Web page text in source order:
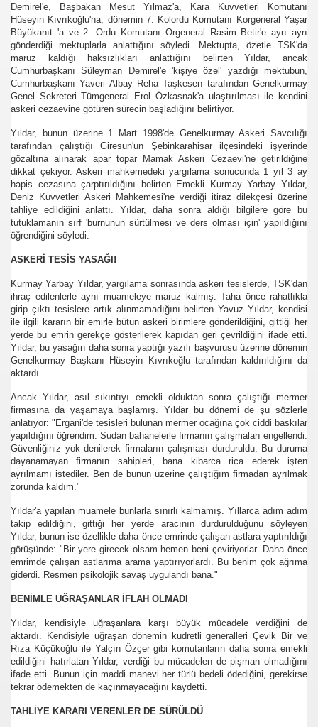
Demirel'e, Başbakan Mesut Yılmaz'a, Kara Kuvvetleri Komutanı
Hüseyin Kıvrıkoğlu'na, dönemin 7. Kolordu Komutanı Korgeneral Yaşar
Büyükanıt 'a ve 2. Ordu Komutanı Orgeneral Rasim Betir'e ayrı ayrı
gönderdiği mektuplarla anlattığını söyledi. Mektupta, özetle TSK'da
maruz kaldığı haksızlıkları anlattığını belirten Yıldar, ancak
Cumhurbaşkanı Süleyman Demirel'e 'kişiye özel' yazdığı mektubun,
Cumhurbaşkanı Yaveri Albay Reha Taşkesen tarafından Genelkurmay
Genel Sekreteri Tümgeneral Erol Özkasnak'a ulaştırılması ile kendini
askeri cezaevine götüren sürecin başladığını belirtiyor.
Yıldar, bunun üzerine 1 Mart 1998'de Genelkurmay Askeri Savcılığı
tarafından çalıştığı Giresun'un Şebinkarahisar ilçesindeki işyerinde
gözaltına alınarak apar topar Mamak Askeri Cezaevi'ne getirildiğine
dikkat çekiyor. Askeri mahkemedeki yargılama sonucunda 1 yıl 3 ay
hapis cezasına çarptırıldığını belirten Emekli Kurmay Yarbay Yıldar,
Deniz Kuvvetleri Askeri Mahkemesi'ne verdiği itiraz dilekçesi üzerine
tahliye edildiğini anlattı. Yıldar, daha sonra aldığı bilgilere göre bu
tutuklamanın sırf 'burnunun sürtülmesi ve ders olması için' yapıldığını
öğrendiğini söyledi.
ASKERİ TESİS YASAĞI!
Kurmay Yarbay Yıldar, yargılama sonrasında askeri tesislerde, TSK'dan
ihraç edilenlerle aynı muameleye maruz kalmış. Taha önce rahatlıkla
girip çıktı tesislere artık alınmamadığını belirten Yavuz Yıldar, kendisi
ile ilgili kararın bir emirle bütün askeri birimlere gönderildiğini, gittiği her
yerde bu emrin gerekçe gösterilerek kapıdan geri çevrildiğini ifade etti.
Yıldar, bu yasağın daha sonra yaptığı yazılı başvurusu üzerine dönemin
Genelkurmay Başkanı Hüseyin Kıvrıkoğlu tarafından kaldırıldığını da
aktardı.
Ancak Yıldar, asıl sıkıntıyı emekli olduktan sonra çalıştığı mermer
firmasına da yaşamaya başlamış. Yıldar bu dönemi de şu sözlerle
anlatıyor: "Ergani'de tesisleri bulunan mermer ocağına çok ciddi baskılar
yapıldığını öğrendim. Sudan bahanelerle firmanın çalışmaları engellendi.
Güvenliğiniz yok denilerek firmaların çalışması durduruldu. Bu duruma
dayanamayan firmanın sahipleri, bana kibarca rica ederek işten
ayrılmamı istediler. Ben de bunun üzerine çalıştığım firmadan ayrılmak
zorunda kaldım."
Yıldar'a yapılan muamele bunlarla sınırlı kalmamış. Yıllarca adım adım
takip edildiğini, gittiği her yerde aracının durdurulduğunu söyleyen
Yıldar, bunun ise özellikle daha önce emrinde çalışan astlara yaptırıldığı
görüşünde: "Bir yere girecek olsam hemen beni çeviriyorlar. Daha önce
emrimde çalışan astlarıma arama yaptırıyorlardı. Bu benim çok ağrıma
giderdi. Resmen psikolojik savaş uygulandı bana."
BENİMLE UĞRAŞANLAR İFLAH OLMADI
Yıldar, kendisiyle uğraşanlara karşı büyük mücadele verdiğini de
aktardı. Kendisiyle uğraşan dönemin kudretli generalleri Çevik Bir ve
Rıza Küçükoğlu ile Yalçın Özçer gibi komutanların daha sonra emekli
edildiğini hatırlatan Yıldar, verdiği bu mücadelen de pişman olmadığını
ifade etti. Bunun için maddi manevi her türlü bedeli ödediğini, gerekirse
tekrar ödemekten de kaçınmayacağını kaydetti.
TAHLİYE KARARI VERENLER DE SÜRÜLDÜ
ya Burs